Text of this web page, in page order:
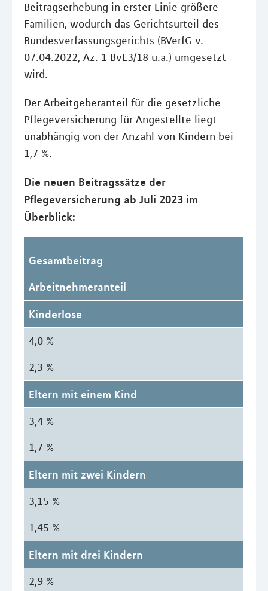
Beitragserhebung in erster Linie größere
Familien, wodurch das Gerichtsurteil des
Bundesverfassungsgerichts (BVerfG v.
07.04.2022, Az. 1 BvL3/18 u.a.) umgesetzt
wird.
Der Arbeitgeberanteil für die gesetzliche
Pflegeversicherung für Angestellte liegt
unabhängig von der Anzahl von Kindern bei
1,7 %.
Die neuen Beitragssätze der
Pflegeversicherung ab Juli 2023 im
Überblick:
Gesamtbeitrag
Arbeitnehmeranteil
Kinderlose
4,0 %
2,3 %
Eltern mit einem Kind
3,4 %
1,7 %
Eltern mit zwei Kindern
3,15 %
1,45 %
Eltern mit drei Kindern
2,9 %